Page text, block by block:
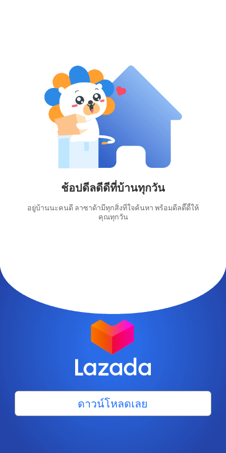
ช้อปดีลดีดีที่บ้านทุกวัน
อยู่บ้านนะคนดี ลาซาด้ามีทุกสิ่งที่ใจค้นหา พร้อมดีลดี๊ดี้ให้
คุณทุกวัน
ดาวน์โหลดเลย